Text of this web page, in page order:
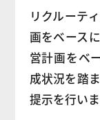
リクルーテ
画をベース
営計画をベ
成状況を踏
提示を行いま